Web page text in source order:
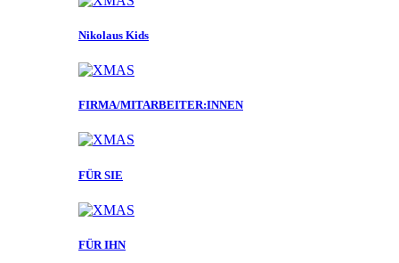
Nikolaus Kids
FIRMA/MITARBEITER:INNEN
FÜR SIE
FÜR IHN